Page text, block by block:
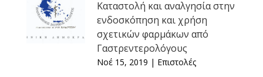
Καταστολή και αναλγησία στην
ενδοσκόπηση και χρήση
σχετικών φαρμάκων από
Γαστρεντερολόγους
Νοέ 15, 2019 | Επιστολές